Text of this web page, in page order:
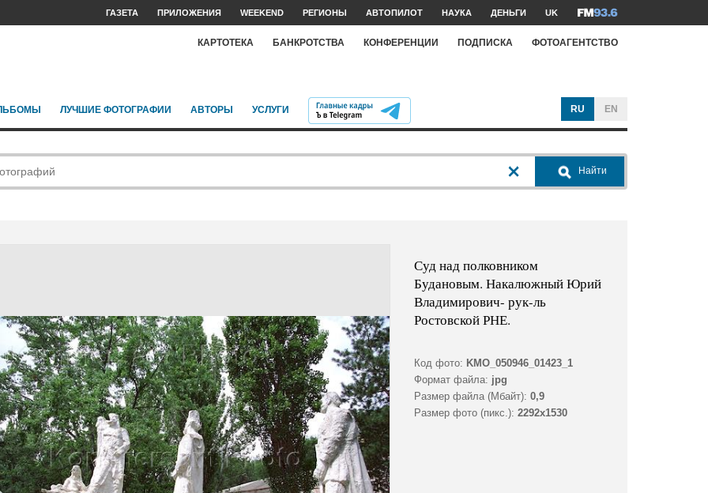
ГАЗЕТА ПРИЛОЖЕНИЯ WEEKEND РЕГИОНЫ АВТОПИЛОТ НАУКА ДЕНЬГИ UK
КАРТОТЕКА БАНКРОТСТВА КОНФЕРЕНЦИИ ПОДПИСКА ФОТОАГЕНТСТВО
ЛУЧШИЕ ФОТОГРАФИИ АВТОРЫ УСЛУГИ RU EN
Найти
Суд над полковником
Будановым. Накалюжный Юрий
Владимирович- рук-ль
Ростовской РНЕ.
Код фото: KMO_050946_01423_1
Формат файла: jpg
Размер файла (Мбайт): 0,9
Размер фото (пикс.): 2292x1530